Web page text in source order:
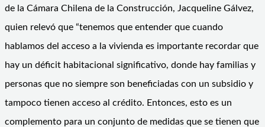
de la Cámara Chilena de la Construcción, Jacqueline Gálvez,
quien relevó que “tenemos que entender que cuando
hablamos del acceso a la vivienda es importante recordar que
hay un déficit habitacional significativo, donde hay familias y
personas que no siempre son beneficiadas con un subsidio y
tampoco tienen acceso al crédito. Entonces, esto es un
complemento para un conjunto de medidas que se tienen que